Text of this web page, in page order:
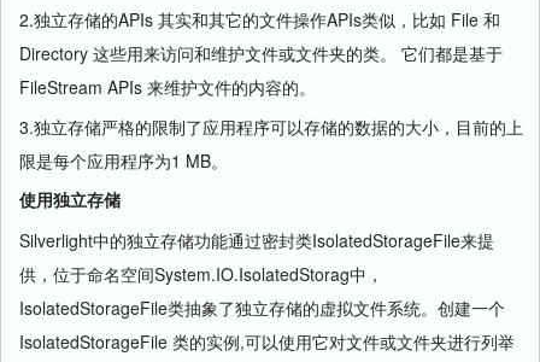
2.独立存储的APIs 其实和其它的文件操作APIs类似，比如 File 和
Directory 这些用来访问和维护文件或文件夹的类。 它们都是基于
FileStream APIs 来维护文件的内容的。
3.独立存储严格的限制了应用程序可以存储的数据的大小，目前的上
限是每个应用程序为1 MB。
使用独立存储
Silverlight中的独立存储功能通过密封类IsolatedStorageFile来提
供，位于命名空间System.IO.IsolatedStorag中，
IsolatedStorageFile类抽象了独立存储的虚拟文件系统。创建一个
IsolatedStorageFile 类的实例,可以使用它对文件或文件夹进行列举